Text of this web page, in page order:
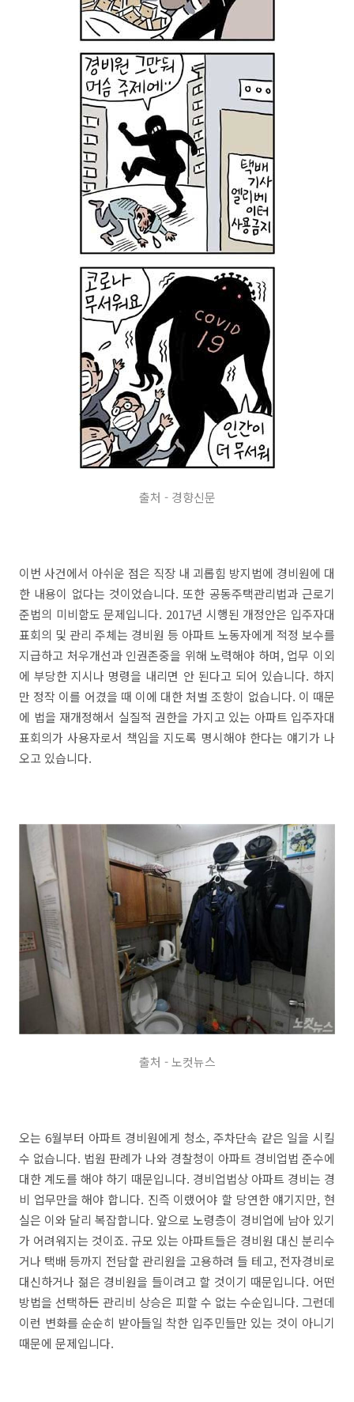
출처 - 경향신문
이번 사건에서 아쉬운 점은 직장 내 괴롭힘 방지법에 경비원에 대
한 내용이 없다는 것이었습니다. 또한 공동주택관리법과 근로기
준법의 미비함도 문제입니다. 2017년 시행된 개정안은 입주자대
표회의 및 관리 주체는 경비원 등 아파트 노동자에게 적정 보수를
지급하고 처우개선과 인권존중을 위해 노력해야 하며, 업무 이외
에 부당한 지시나 명령을 내리면 안 된다고 되어 있습니다. 하지
만 정작 이를 어겼을 때 이에 대한 처벌 조항이 없습니다. 이 때문
에 법을 재개정해서 실질적 권한을 가지고 있는 아파트 입주자대
표회의가 사용자로서 책임을 지도록 명시해야 한다는 얘기가 나
오고 있습니다.
출처 - 노컷뉴스
오는 6월부터 아파트 경비원에게 청소, 주차단속 같은 일을 시킬
수 없습니다. 법원 판례가 나와 경찰청이 아파트 경비업법 준수에
대한 계도를 해야 하기 때문입니다. 경비업법상 아파트 경비는 경
비 업무만을 해야 합니다. 진즉 이랬어야 할 당연한 얘기지만, 현
실은 이와 달리 복잡합니다. 앞으로 노령층이 경비업에 남아 있기
가 어려워지는 것이죠. 규모 있는 아파트들은 경비원 대신 분리수
거나 택배 등까지 전담할 관리원을 고용하려 들 테고, 전자경비로
대신하거나 젊은 경비원을 들이려고 할 것이기 때문입니다. 어떤
방법을 선택하든 관리비 상승은 피할 수 없는 수순입니다. 그런데
이런 변화를 순순히 받아들일 착한 입주민들만 있는 것이 아니기
때문에 문제입니다.